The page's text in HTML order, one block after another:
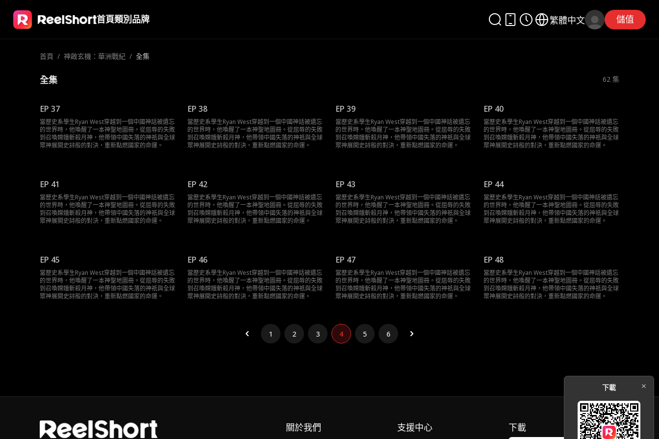
首頁類別 品牌 繁體中文 儲值
首頁 / 神啟玄機：華洲戰紀 / 全集
全集 62 集
EP 37
當歷史系學生Ryan West穿越到一個中國神話被遺忘
的世界時，他喚醒了一本神聖地圖冊。從屈辱的失敗
到召喚嫦娥斬殺月神，他帶領中國失落的神祇與全球
眾神展開史詩般的對決，重新點燃國家的命運。
EP 38
當歷史系學生Ryan West穿越到一個中國神話被遺忘
的世界時，他喚醒了一本神聖地圖冊。從屈辱的失敗
到召喚嫦娥斬殺月神，他帶領中國失落的神祇與全球
眾神展開史詩般的對決，重新點燃國家的命運。
EP 39
當歷史系學生Ryan West穿越到一個中國神話被遺忘
的世界時，他喚醒了一本神聖地圖冊。從屈辱的失敗
到召喚嫦娥斬殺月神，他帶領中國失落的神祇與全球
眾神展開史詩般的對決，重新點燃國家的命運。
EP 40
當歷史系學生Ryan West穿越到一個中國神話被遺忘
的世界時，他喚醒了一本神聖地圖冊。從屈辱的失敗
到召喚嫦娥斬殺月神，他帶領中國失落的神祇與全球
眾神展開史詩般的對決，重新點燃國家的命運。
EP 41
當歷史系學生Ryan West穿越到一個中國神話被遺忘
的世界時，他喚醒了一本神聖地圖冊。從屈辱的失敗
到召喚嫦娥斬殺月神，他帶領中國失落的神祇與全球
眾神展開史詩般的對決，重新點燃國家的命運。
EP 42
當歷史系學生Ryan West穿越到一個中國神話被遺忘
的世界時，他喚醒了一本神聖地圖冊。從屈辱的失敗
到召喚嫦娥斬殺月神，他帶領中國失落的神祇與全球
眾神展開史詩般的對決，重新點燃國家的命運。
EP 43
當歷史系學生Ryan West穿越到一個中國神話被遺忘
的世界時，他喚醒了一本神聖地圖冊。從屈辱的失敗
到召喚嫦娥斬殺月神，他帶領中國失落的神祇與全球
眾神展開史詩般的對決，重新點燃國家的命運。
EP 44
當歷史系學生Ryan West穿越到一個中國神話被遺忘
的世界時，他喚醒了一本神聖地圖冊。從屈辱的失敗
到召喚嫦娥斬殺月神，他帶領中國失落的神祇與全球
眾神展開史詩般的對決，重新點燃國家的命運。
EP 45
當歷史系學生Ryan West穿越到一個中國神話被遺忘
的世界時，他喚醒了一本神聖地圖冊。從屈辱的失敗
到召喚嫦娥斬殺月神，他帶領中國失落的神祇與全球
眾神展開史詩般的對決，重新點燃國家的命運。
EP 46
當歷史系學生Ryan West穿越到一個中國神話被遺忘
的世界時，他喚醒了一本神聖地圖冊。從屈辱的失敗
到召喚嫦娥斬殺月神，他帶領中國失落的神祇與全球
眾神展開史詩般的對決，重新點燃國家的命運。
EP 47
當歷史系學生Ryan West穿越到一個中國神話被遺忘
的世界時，他喚醒了一本神聖地圖冊。從屈辱的失敗
到召喚嫦娥斬殺月神，他帶領中國失落的神祇與全球
眾神展開史詩般的對決，重新點燃國家的命運。
EP 48
當歷史系學生Ryan West穿越到一個中國神話被遺忘
的世界時，他喚醒了一本神聖地圖冊。從屈辱的失敗
到召喚嫦娥斬殺月神，他帶領中國失落的神祇與全球
眾神展開史詩般的對決，重新點燃國家的命運。
1 2 3 4 5 6
關於我們 支援中心 下載
下載